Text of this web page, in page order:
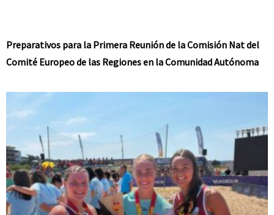
Preparativos para la Primera Reunión de la Comisión Nat del
Comité Europeo de las Regiones en la Comunidad Autónoma